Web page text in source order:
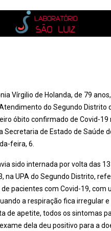
Vírgilio de Holanda, de 79
do Segundo Distrito
óbito confirmado de Covid-19
Secretaria de Estado de Saúde
feira, 6.
sido internada por volta das
na UPA do Segundo Distrito,
pacientes com Covid-19, com
a respiração fica irregular
de apetite, todos os sintomas
dela deu positivo para a